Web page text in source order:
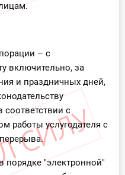
– с
включительно, за
и праздничных дней,
соответствии с
работы услугодателя с
порядке "электронной"